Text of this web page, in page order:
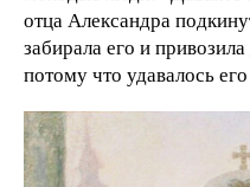
отца Александра
забирала его и
потому что удавалось